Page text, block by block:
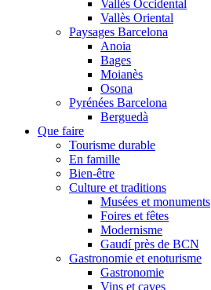
Vallès Occidental
Vallès Oriental
Paysages Barcelona
Anoia
Bages
Moianès
Osona
Pyrénées Barcelona
Berguedà
Que faire
Tourisme durable
En famille
Bien-être
Culture et traditions
Musées et monuments
Foires et fêtes
Modernisme
Gaudí près de BCN
Gastronomie et enoturisme
Gastronomie
Vins et caves